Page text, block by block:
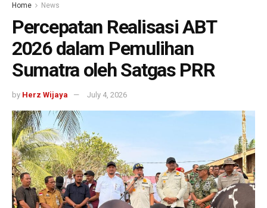
Home News
Percepatan Realisasi ABT
2026 dalam Pemulihan
Sumatra oleh Satgas PRR
by Herz Wijaya July 4, 2026